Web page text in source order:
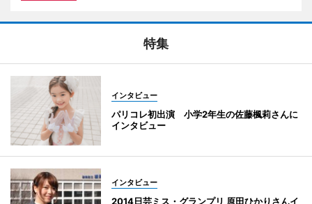
特集
インタビュー
パリコレ初出演 小学2年生の佐藤楓莉さんに
インタビュー
インタビュー
2014日芸ミス・グランプリ 原田ひかりさんイ